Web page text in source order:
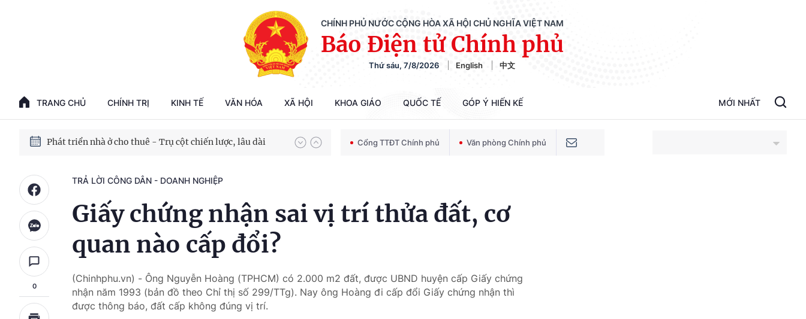
CHÍNH PHỦ NƯỚC CỘNG HÒA XÃ HỘI CHỦ NGHĨA VIỆT NAM
Báo Điện tử Chính phủ
Thứ sáu, 7/8/2026 English 中文
TRANG CHỦ CHÍNH TRỊ KINH TẾ VĂN HÓA XÃ HỘI KHOA GIÁO QUỐC TẾ GÓP Ý HIẾN KẾ MỚI NHẤT
Phát triển kinh tế nhà nước trong kỷ nguyên mới
Chiến dịch 500 ngày đêm tìm kiếm, quy tập và xác định danh tính hài cốt liệt sĩ
Bảo vệ nền tảng tư tưởng của Đảng trong kỷ nguyên phát triển mới
Phát triển nhà ở cho thuê - Trụ cột chiến lược, lâu dài Cổng TTĐT Chính phủ Văn phòng Chính phủ
0
TRẢ LỜI CÔNG DÂN - DOANH NGHIỆP
Giấy chứng nhận sai vị trí thửa đất, cơ
quan nào cấp đổi?
(Chinhphu.vn) - Ông Nguyễn Hoàng (TPHCM) có 2.000 m2 đất, được UBND huyện cấp Giấy chứng
nhận năm 1993 (bản đồ theo Chỉ thị số 299/TTg). Nay ông Hoàng đi cấp đổi Giấy chứng nhận thì
được thông báo, đất cấp không đúng vị trí.